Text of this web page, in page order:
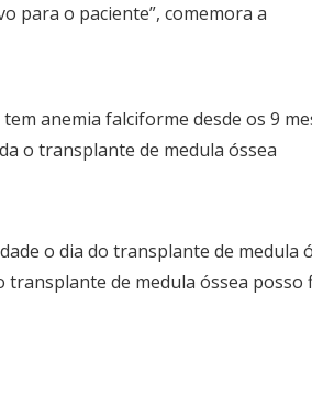
para o paciente”, comemora a
tem anemia falciforme desde os 9
o transplante de medula óssea
o dia do transplante de medula
de medula óssea posso